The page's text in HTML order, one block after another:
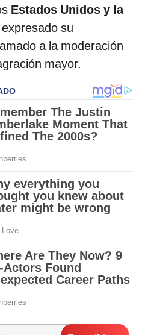
Estados Unidos y la
su
a la moderación
mayor.